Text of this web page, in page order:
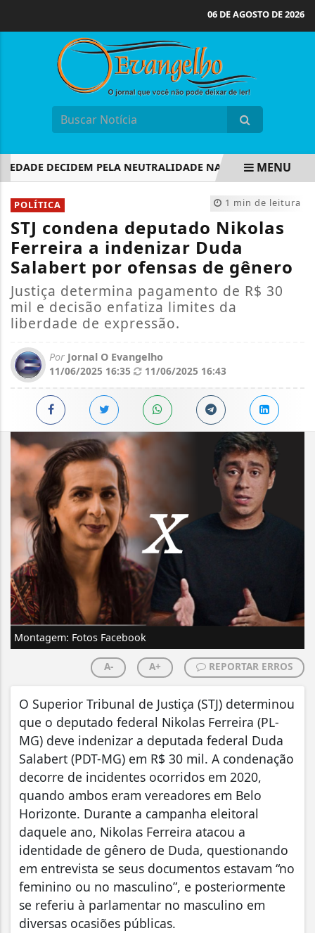
06 DE AGOSTO DE 2026
DECIDEM PELA NEUTRALIDADE NA ELEIÇÃO
EM ALTA
MENU
1 min de leitura
POLÍTICA
STJ condena deputado Nikolas
Ferreira a indenizar Duda
Salabert por ofensas de gênero
Justiça determina pagamento de R$ 30
mil e decisão enfatiza limites da
liberdade de expressão.
Por Jornal O Evangelho
11/06/2025 16:35
11/06/2025 16:43
Montagem: Fotos Facebook
A- A+ REPORTAR ERROS
O Superior Tribunal de Justiça (STJ) determinou
que o deputado federal Nikolas Ferreira (PL-
MG) deve indenizar a deputada federal Duda
Salabert (PDT-MG) em R$ 30 mil. A condenação
decorre de incidentes ocorridos em 2020,
quando ambos eram vereadores em Belo
Horizonte. Durante a campanha eleitoral
daquele ano, Nikolas Ferreira atacou a
identidade de gênero de Duda, questionando
em entrevista se seus documentos estavam “no
feminino ou no masculino”, e posteriormente
se referiu à parlamentar no masculino em
diversas ocasiões públicas.